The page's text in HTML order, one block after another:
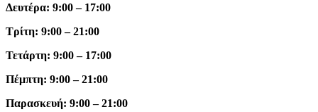
Δευτέρα: 9:00 – 17:00
Τρίτη: 9:00 – 21:00
Τετάρτη: 9:00 – 17:00
Πέμπτη: 9:00 – 21:00
Παρασκευή: 9:00 – 21:00